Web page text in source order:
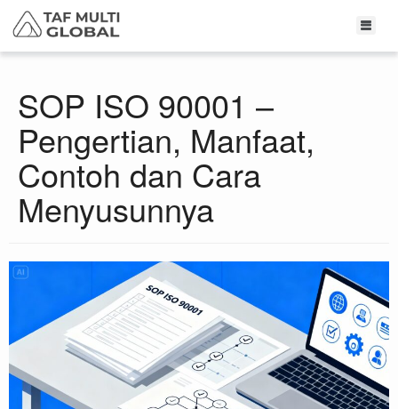
SOP ISO 90001 –
Pengertian, Manfaat,
Contoh dan Cara
Menyusunnya